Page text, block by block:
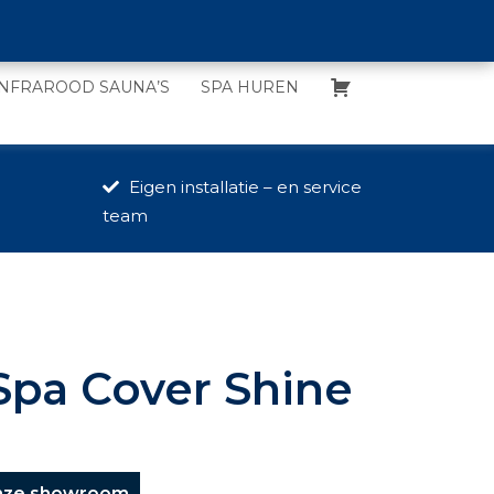
SAUNA’S SPA HUREN
Eigen installatie – en service
team
Cover Shine